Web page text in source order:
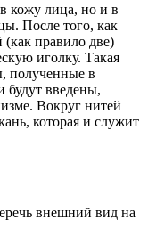
кожу лица, но и в
После того, как
(как правило две)
иголку. Такая
полученные в
будут введены,
Вокруг нитей
которая и служит
внешний вид на